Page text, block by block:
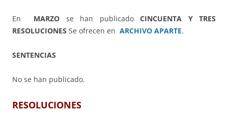
En MARZO se han publicado CINCUENTA Y TRES
RESOLUCIONES Se ofrecen en ARCHIVO APARTE.
SENTENCIAS
No se han publicado.
RESOLUCIONES